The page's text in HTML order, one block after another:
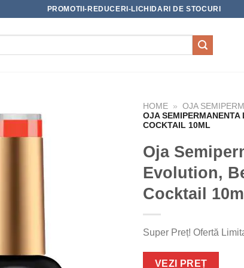
PROMOTII-REDUCERI-LICHIDARI DE STOCURI
HOME » OJA
OJA SEMIPERMANENTA
COCKTAIL 10ML
Oja
Evolution,
Cocktail
Super Preț! Ofertă
VEZI PREȚ